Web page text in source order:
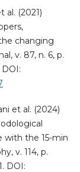
al. (2021)
changing
v. 87, n. 6, p.
DOI:
et al. (2024)
with the 15-min
v. 114, p.
DOI: